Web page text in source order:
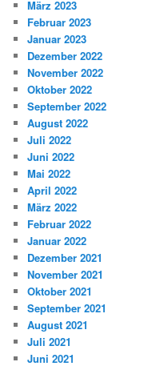
März 2023
Februar 2023
Januar 2023
Dezember 2022
November 2022
Oktober 2022
September 2022
August 2022
Juli 2022
Juni 2022
Mai 2022
April 2022
März 2022
Februar 2022
Januar 2022
Dezember 2021
November 2021
Oktober 2021
September 2021
August 2021
Juli 2021
Juni 2021